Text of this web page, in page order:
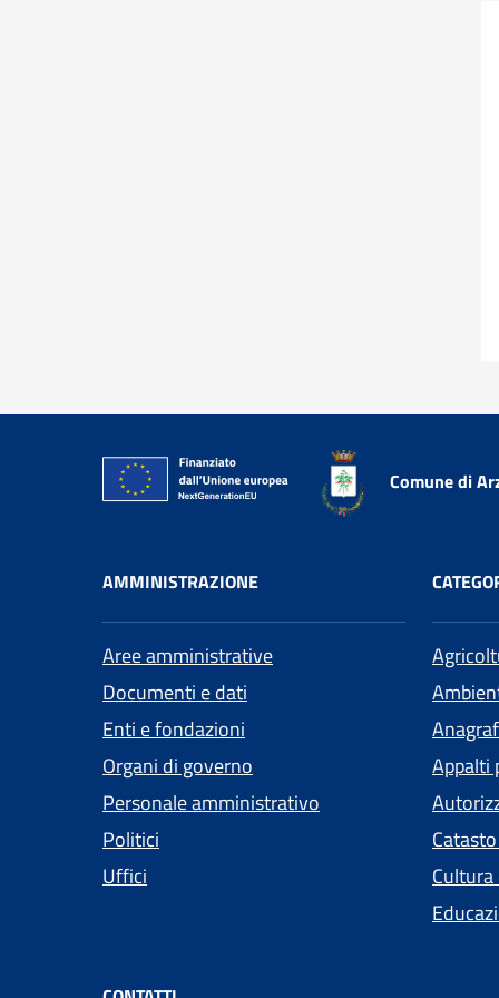
Comune di
AMMINISTRAZIONE
Aree amministrative
Documenti e dati
Enti e fondazioni
Organi di governo
Personale amministrativo
Politici
Uffici
Appalti